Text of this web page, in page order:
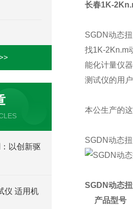
以创新驱
仪 适用机
长春1K-
SGDN动态
找1K-2Kn.m
能化计量仪器
测试仪的用
本公生产的
SGDN动态
SGDN动态
产品型号